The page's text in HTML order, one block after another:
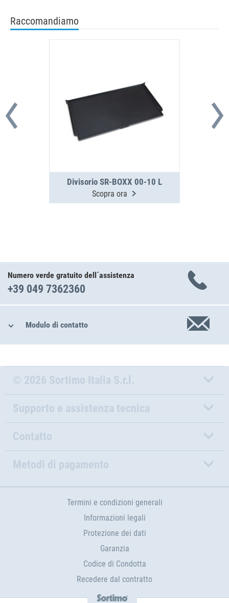
Raccomandiamo
Divisorio SR-BOXX 00-10 L
Scopra ora
Numero verde gratuito dell´assistenza
+39 049 7362360
Modulo di contatto
© 2026 Sortimo Italia S.r.l.
Supporto e assistenza tecnica
Contatto
Metodi di pagamento
Termini e condizioni generali
Informazioni legali
Protezione dei dati
Garanzia
Codice di Condotta
Recedere dal contratto